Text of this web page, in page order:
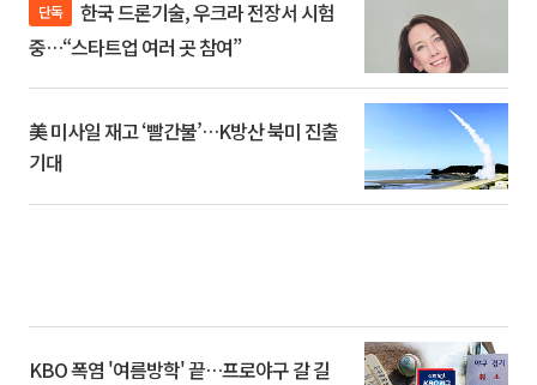
단독
중…“스타트업 여러 곳 참여”
美 미사일 재고 ‘빨간불’…K방산 북미 진출
기대
KBO 폭염 '여름방학' 끝…프로야구 갈 길